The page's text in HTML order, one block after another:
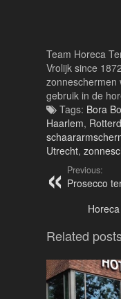
Team Horeca
Vrolijk since
zonneschermen
gebruik in de
Tags: Bora
Haarlem,
Utrecht,
Previous:
Prosecco
Related posts